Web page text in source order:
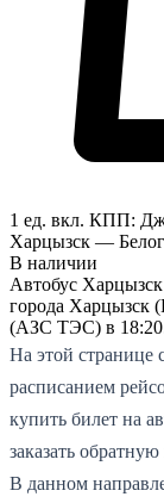
1 ед. вкл. КПП:
Харцызск —
В наличии
Автобус
города Харцызск
(АЗС ТЭС) в
На этой странице
расписанием
купить билет на
заказать
В данном